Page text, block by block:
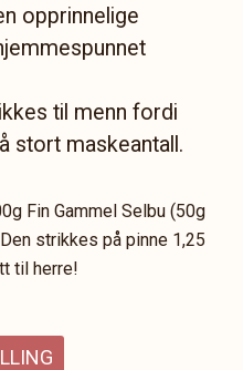
opprinnelige
til menn fordi
stort maskeantall.
Fin Gammel Selbu (50g
strikkes på pinne 1,25
til herre!